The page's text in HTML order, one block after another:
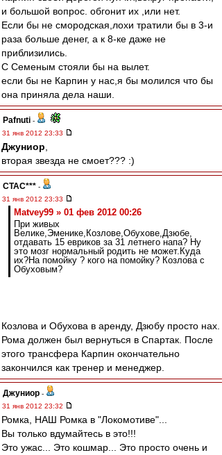
и большой вопрос. обгонит их ,или нет.
Если бы не смородская,лохи тратили бы в 3-и
раза больше денег, а к 8-ке даже не
приблизились.
С Семеным стояли бы на вылет.
если бы не Карпин у нас,я бы молился что бы
она приняла дела наши.
Pafnuti -
31 янв 2012 23:33
Джуниор
вторая звезда не смоет??? :)
CTAC*** -
31 янв 2012 23:33
Matvey99 » 01 фев 2012 00:26
При живых
Велике,Эменике,Козлове,Обухове,Дзюбе,
отдавать 15 евриков за 31 летнего напа? Ну
это мозг нормальный родить не может.Куда
их?На помойку ? кого на помойку? Козлова с
Обуховым?
Козлова и Обухова в аренду, Дзюбу просто нах.
Рома должен был вернуться в Спартак. После
этого трансфера Карпин окончательно
закончился как тренер и менеджер.
Джуниор -
31 янв 2012 23:32
Ромка, НАШ Ромка в "Локомотиве"...
Вы только вдумайтесь в это!!!
Это ужас... Это кошмар... Это просто очень и